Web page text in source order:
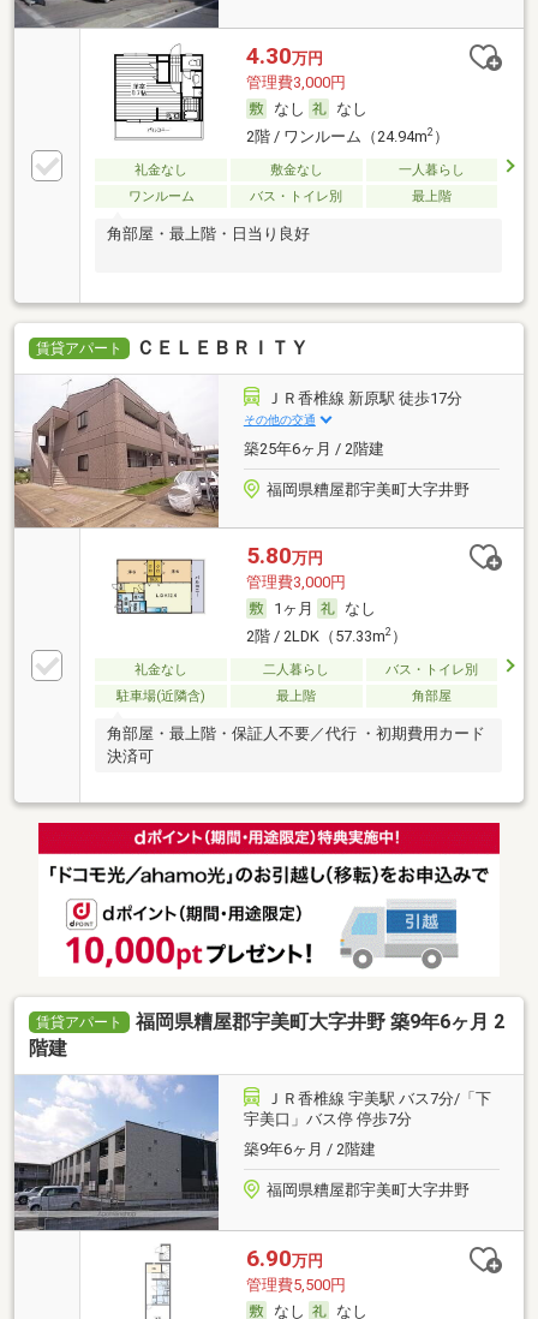
4.30万円
管理費3,000円
なし
なし
2階 / ワンルーム（24.94m2）
礼金なし 敷金なし
一人暮らし
ワンルーム
バス・トイレ別 最上階
角部屋・最上階・日当り良好
賃貸アパート ＣＥＬＥＢＲＩＴＹ
ＪＲ香椎線 新原駅 徒歩17分
その他の交通
築25年6ヶ月 / 2階建
福岡県糟屋郡宇美町大字井野
5.80万円
管理費3,000円
1ヶ月
なし
2階 / 2LDK（57.33m2）
礼金なし 二人暮らし
バス・トイレ別
駐車場(近隣含)
最上階 角部屋
角部屋・最上階・保証人不要／代行 ・初期費用カード
決済可
賃貸アパート
福岡県糟屋郡宇美町大字井野 築9年6ヶ月 2
階建
ＪＲ香椎線 宇美駅 バス7分/「下
宇美口」バス停 停歩7分
築9年6ヶ月 / 2階建
福岡県糟屋郡宇美町大字井野
6.90万円
管理費5,500円
なし
なし